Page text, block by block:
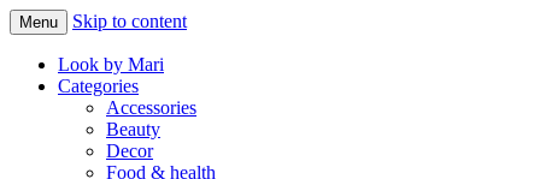
LOOK BY MARI
Makeup & beauty blog
Menu Skip to content
Look by Mari
Categories
Accessories
Beauty
Decor
Food & health